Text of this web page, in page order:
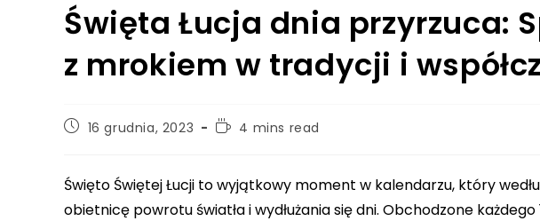
Święta Łucja dnia przyrzuca:
z mrokiem w tradycji i
Post
published:
16 grudnia, 2023
Reading
4 mins read
Święto Świętej Łucji to wyjątkowy moment w kalendarzu, który
obietnicę powrotu światła i wydłużania się dni. Obchodzone